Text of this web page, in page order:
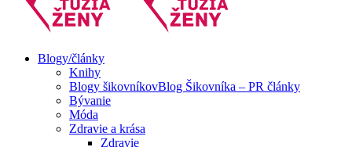
Blogy/články
Knihy
Blogy šikovníkovBlog Šikovníka – PR články
Bývanie
Móda
Zdravie a krása
Zdravie